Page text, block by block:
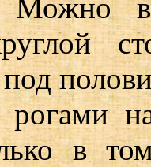
Можно
рогами
в